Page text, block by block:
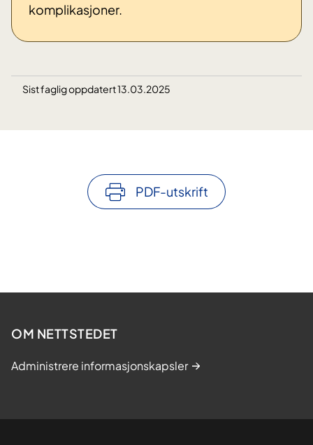
komplikasjoner.
Sist faglig oppdatert 13.03.2025
PDF-utskrift
OM NETTSTEDET
Administrere informasjonskapsler